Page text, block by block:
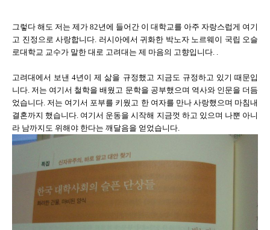
그렇다 해도 저는 제가 82년에 들어간 이 대학교를 아주 자랑스럽게 여기
고 진정으로 사랑합니다. 러시아에서 귀화한 박노자 노르웨이 국립 오슬
로대학교 교수가 말한 대로 고려대는 제 마음의 고향입니다. .
고려대에서 보낸 4년이 제 삶을 규정했고 지금도 규정하고 있기 때문입
니다. 저는 여기서 철학을 배웠고 문학을 공부했으며 역사와 인문을 더듬
었습니다. 저는 여기서 포부를 키웠고 한 여자를 만나 사랑했으며 마침내
결혼까지 했습니다. 여기서 운동을 시작해 지금껏 하고 있으며 나뿐 아니
라 남까지도 위해야 한다는 깨달음을 얻었습니다.